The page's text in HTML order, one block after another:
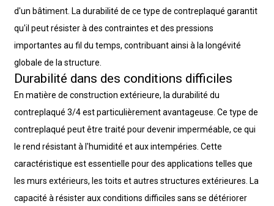
d'un bâtiment. La durabilité de ce type de contreplaqué garantit
qu'il peut résister à des contraintes et des pressions
importantes au fil du temps, contribuant ainsi à la longévité
globale de la structure.
Durabilité dans des conditions difficiles
En matière de construction extérieure, la durabilité du
contreplaqué 3/4 est particulièrement avantageuse. Ce type de
contreplaqué peut être traité pour devenir imperméable, ce qui
le rend résistant à l'humidité et aux intempéries. Cette
caractéristique est essentielle pour des applications telles que
les murs extérieurs, les toits et autres structures extérieures. La
capacité à résister aux conditions difficiles sans se détériorer